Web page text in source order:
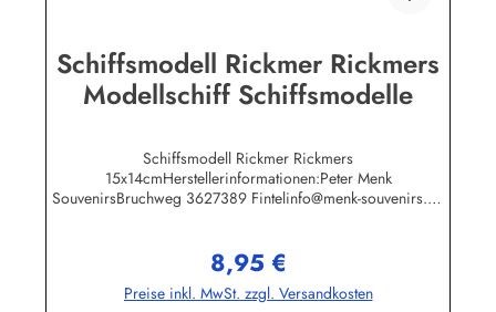
Schiffsmodell Rickmer Rickmers
Modellschiff Schiffsmodelle
Schiffsmodell Rickmer Rickmers
15x14cmHerstellerinformationen:Peter Menk
SouvenirsBruchweg 3627389 Fintelinfo@menk-souvenirs.de
Regulärer Preis:
8,95 €
Preise inkl. MwSt. zzgl. Versandkosten